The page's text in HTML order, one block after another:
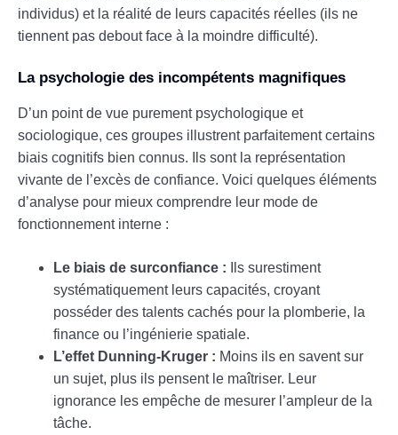
individus) et la réalité de leurs capacités réelles (ils ne
tiennent pas debout face à la moindre difficulté).
La psychologie des incompétents magnifiques
D’un point de vue purement psychologique et
sociologique, ces groupes illustrent parfaitement certains
biais cognitifs bien connus. Ils sont la représentation
vivante de l’excès de confiance. Voici quelques éléments
d’analyse pour mieux comprendre leur mode de
fonctionnement interne :
Le biais de surconfiance : Ils surestiment
systématiquement leurs capacités, croyant
posséder des talents cachés pour la plomberie, la
finance ou l’ingénierie spatiale.
L’effet Dunning-Kruger : Moins ils en savent sur
un sujet, plus ils pensent le maîtriser. Leur
ignorance les empêche de mesurer l’ampleur de la
tâche.